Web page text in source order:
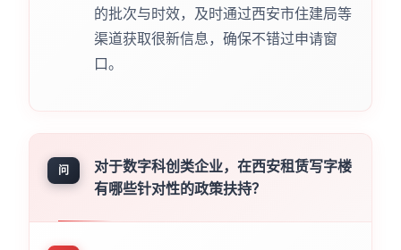
的批次与时效，及时通过西安市住建局等
渠道获取很新信息，确保不错过申请窗
口。
问
对于数字科创类企业，在西安租赁写字楼
有哪些针对性的政策扶持？